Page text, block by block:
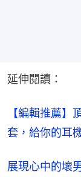
延伸閱讀：
【編輯推薦
套，給你的耳
展現心中的壞